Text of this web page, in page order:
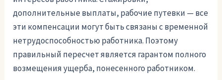
дополнительные выплаты, рабочие путевки — все
эти компенсации могут быть связаны с временной
нетрудоспособностью работника. Поэтому
правильный пересчет является гарантом полного
возмещения ущерба, понесенного работником.